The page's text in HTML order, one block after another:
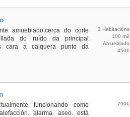
amueblado.cerca do corte
do ruído da principal
cara a calquera punto da
3 Habitacións
100 m2
Amueblado
450€
funcionando como
alarma. aseo. está
700€